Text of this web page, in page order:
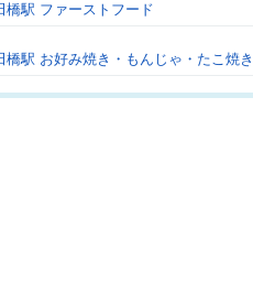
橋駅 ファーストフード
橋駅 お好み焼き・もんじゃ・たこ焼き